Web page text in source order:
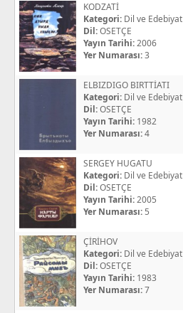
KODZATİ
Kategori: Dil ve Edebiyat
Dil:OSETÇE
Yayın Tarihi:2006
Yer Numarası:3
ELBIZDIGO BIRTTİATI
Kategori: Dil ve Edebiyat
Dil:OSETÇE
Yayın Tarihi: 1982
Yer Numarası:4
SERGEY HUGATU
Kategori: Dil ve Edebiyat
Dil:OSETÇE
Yayın Tarihi:2005
Yer Numarası: 5
ÇİRİHOV
Kategori: Dil ve Edebiyat
Dil:OSETÇE
Yayın Tarihi: 1983
Yer Numarası:7